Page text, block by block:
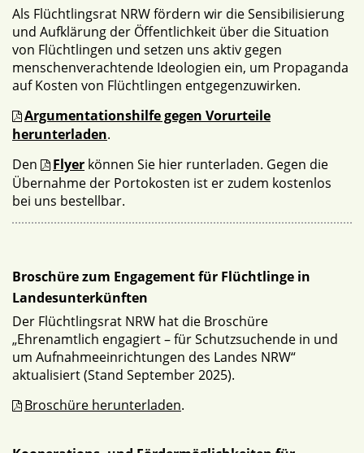
Als Flüchtlingsrat NRW fördern wir die Sensibilisierung
und Aufklärung der Öffentlichkeit über die Situation
von Flüchtlingen und setzen uns aktiv gegen
menschenverachtende Ideologien ein, um Propaganda
auf Kosten von Flüchtlingen entgegenzuwirken.
Argumentationshilfe gegen Vorurteile
herunterladen.
Den
Flyer können Sie hier runterladen. Gegen die
Übernahme der Portokosten ist er zudem kostenlos
bei uns bestellbar.
Broschüre zum Engagement für Flüchtlinge in
Landesunterkünften
Der Flüchtlingsrat NRW hat die Broschüre
„Ehrenamtlich engagiert – für Schutzsuchende in und
um Aufnahmeeinrichtungen des Landes NRW“
aktualisiert (Stand September 2025).
Broschüre herunterladen.